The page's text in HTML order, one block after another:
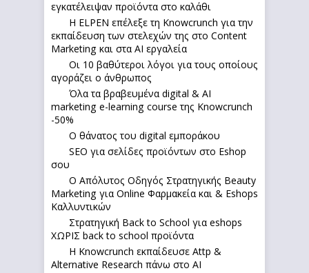
εγκατέλειψαν προϊόντα στο καλάθι
Η ELPEN επέλεξε τη Knowcrunch για την
εκπαίδευση των στελεχών της στο Content
Marketing και στα AI εργαλεία
Οι 10 βαθύτεροι λόγοι για τους οποίους
αγοράζει ο άνθρωπος
Όλα τα βραβευμένα digital & AI
marketing e-learning course της Knowcrunch
-50%
Ο θάνατος του digital εμποράκου
SEO για σελίδες προϊόντων στο Eshop
σου
Ο Απόλυτoς Οδηγός Στρατηγικής Beauty
Marketing για Online Φαρμακεία και & Eshops
Καλλυντικών
Στρατηγική Back to School για eshops
ΧΩΡΙΣ back to school προϊόντα
Η Knowcrunch εκπαίδευσε Attp &
Alternative Research πάνω στο ΑΙ